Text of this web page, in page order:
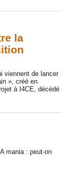
la
viennent de lancer
», créé en
à I4CE, décédé
mania : peut-on